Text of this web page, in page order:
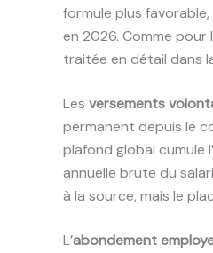
formule plus
en 2026. Comme pour
traitée en détail dans
Les versements
permanent depuis le
plafond global cumule
annuelle brute du
à la source, mais le
L’abondement